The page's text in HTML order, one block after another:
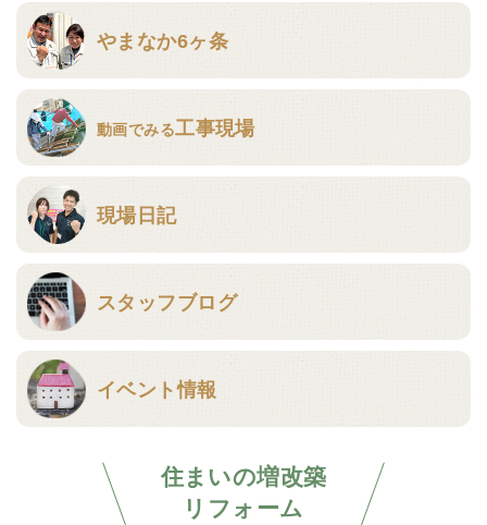
やまなか6ヶ条
動画でみる工事現場
現場日記
スタッフブログ
イベント情報
住まいの増改築
リフォーム